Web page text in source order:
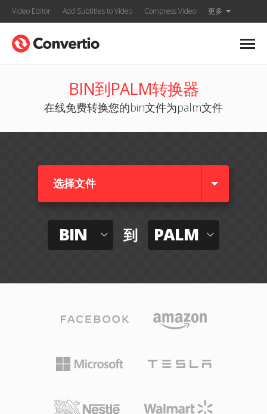
Video Editor Add Subtitles to Video Compress Video 更多
BIN到PALM转换器
在线免费转换您的bin文件为palm文件
选择文件
BIN 到 PALM